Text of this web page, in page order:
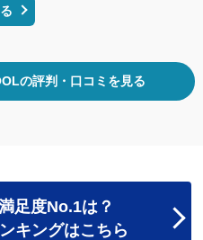
の評判・口コミを見る
足度No.1は？
キングはこちら